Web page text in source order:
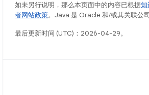
如未另行说明，那么本页面中的内容已根据知
者网站政策。Java 是 Oracle 和/或其关联公
最后更新时间 (UTC)：2026-04-29。